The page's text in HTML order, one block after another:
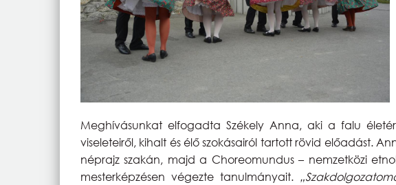
Meghívásunkat elfogadta Székely Anna, aki a falu
viseleteiről, kihalt és élő szokásairól tartott rövid előadást.
néprajz szakán, majd a Choreomundus – nemzetközi
mesterképzésen végezte tanulmányait.